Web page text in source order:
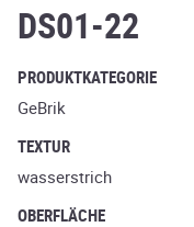
DS01-22
PRODUKTKATEGORIE
GeBrik
TEXTUR
wasserstrich
OBERFLÄCHE